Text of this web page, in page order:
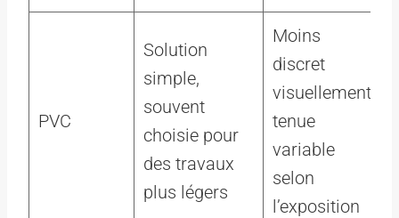
PVC
Solution
simple,
souvent
choisie pour
des travaux
plus légers
Moins
discret
visuellement,
tenue
variable
selon
l’exposition